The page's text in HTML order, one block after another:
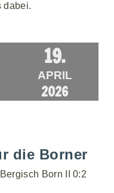
dabei.
19.
APRIL
2026
die Borner
Born II 0:2